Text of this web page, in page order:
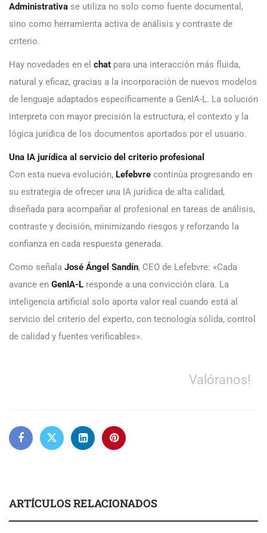
Administrativa se utiliza no solo como fuente documental,
sino como herramienta activa de análisis y contraste de
criterio.
Hay novedades en el chat para una interacción más fluida,
natural y eficaz, gracias a la incorporación de nuevos modelos
de lenguaje adaptados específicamente a GenIA-L. La solución
interpreta con mayor precisión la estructura, el contexto y la
lógica jurídica de los documentos aportados por el usuario.
Una IA jurídica al servicio del criterio profesional
Con esta nueva evolución, Lefebvre continúa progresando en
su estrategia de ofrecer una IA jurídica de alta calidad,
diseñada para acompañar al profesional en tareas de análisis,
contraste y decisión, minimizando riesgos y reforzando la
confianza en cada respuesta generada.
Como señala José Ángel Sandín, CEO de Lefebvre: «Cada
avance en GenIA-L responde a una convicción clara. La
inteligencia artificial solo aporta valor real cuando está al
servicio del criterio del experto, con tecnología sólida, control
de calidad y fuentes verificables».
Valóranos!
ARTÍCULOS RELACIONADOS